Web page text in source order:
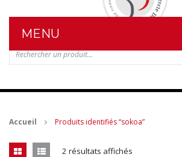
MENU
NOS PRODUITS
Accueil Produits identifiés “sokoa”
2 résultats affichés